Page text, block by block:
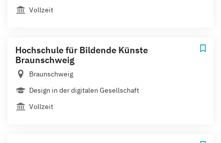
Vollzeit
Hochschule für Bildende Künste
Braunschweig
Braunschweig
Design in der digitalen Gesellschaft
Vollzeit